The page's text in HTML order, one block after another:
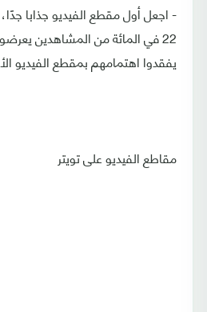
- اجعل أول مقطع الفيديو جذابا
22 في المائة من المشاهدين
يفقدوا اهتمامهم بمقطع الفيديو
مقاطع الفيديو على تويتر